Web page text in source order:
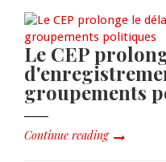
Le CEP
groupements
Continue reading